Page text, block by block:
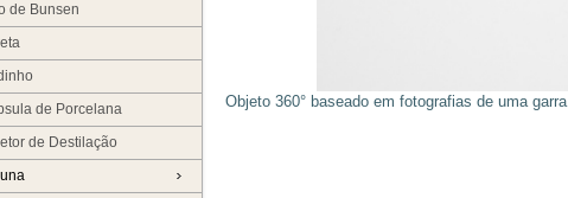
de Bunsen
de Porcelana
de Destilação
Objeto 360° baseado em fotografias de uma garra.